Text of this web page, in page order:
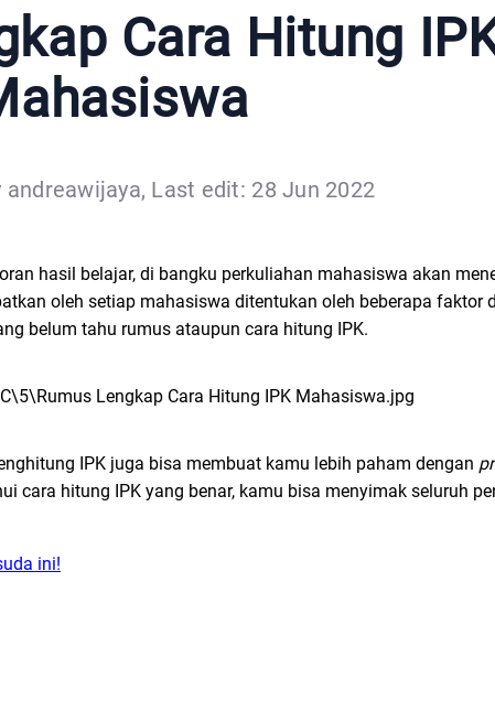
Cara Hitung
andreawijaya, Last edit: 28 Jun 2022
hasil belajar, di bangku perkuliahan mahasiswa akan
oleh setiap mahasiswa ditentukan oleh beberapa faktor
belum tahu rumus ataupun cara hitung IPK.
IPK juga bisa membuat kamu lebih paham dengan
cara hitung IPK yang benar, kamu bisa menyimak seluruh
ini!